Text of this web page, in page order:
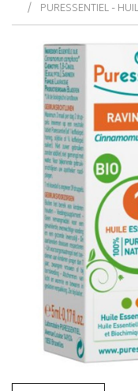
PURESSENTIEL -